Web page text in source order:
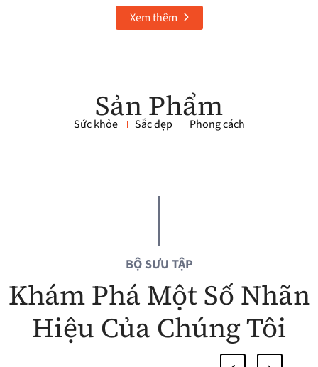
Xem thêm
Sản Phẩm
Sức khỏe Sắc đẹp Phong cách
BỘ SƯU TẬP
Khám Phá Một Số Nhãn
Hiệu Của Chúng Tôi